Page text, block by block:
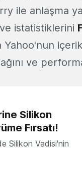
ile anlaşma
istatistiklerini
Yahoo'nun
ve
Silikon
Fırsatı!
Silikon Vadisi'nin